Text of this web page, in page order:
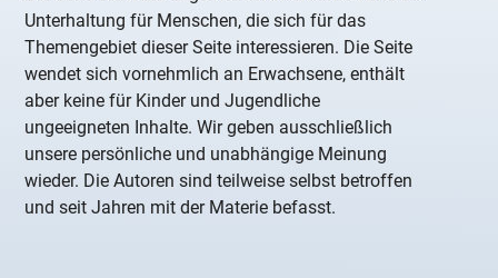
Unterhaltung für Menschen, die sich für das
Themengebiet dieser Seite interessieren. Die Seite
wendet sich vornehmlich an Erwachsene, enthält
aber keine für Kinder und Jugendliche
ungeeigneten Inhalte. Wir geben ausschließlich
unsere persönliche und unabhängige Meinung
wieder. Die Autoren sind teilweise selbst betroffen
und seit Jahren mit der Materie befasst.